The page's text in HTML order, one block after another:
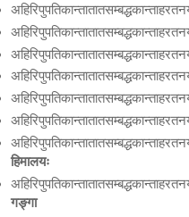
हिमालयः
गङ्गा